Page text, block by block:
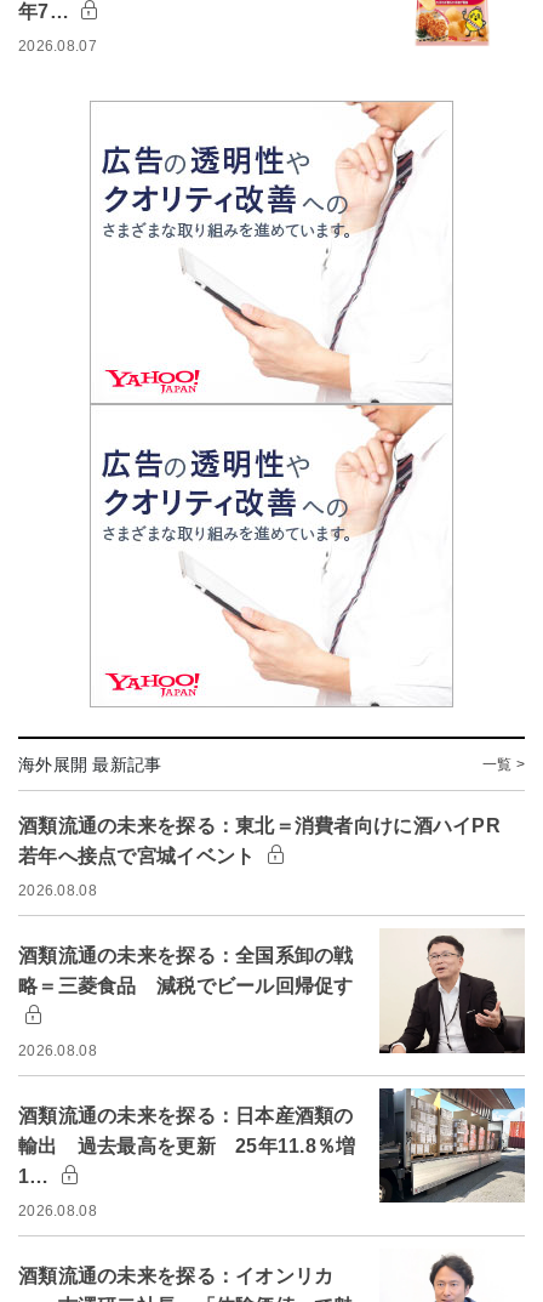
年7…
2026.08.07
海外展開 最新記事 一覧 >
酒類流通の未来を探る：東北＝消費者向けに酒ハイPR
若年へ接点で宮城イベント
2026.08.08
酒類流通の未来を探る：全国系卸の戦
略＝三菱食品 減税でビール回帰促す
2026.08.08
酒類流通の未来を探る：日本産酒類の
輸出 過去最高を更新 25年11.8％増
1…
2026.08.08
酒類流通の未来を探る：イオンリカ